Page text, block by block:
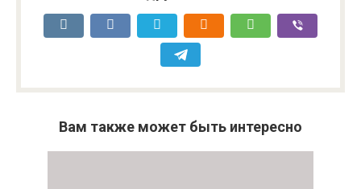
Вам также может быть интересно